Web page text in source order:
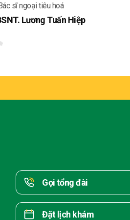
sĩ ngoại tiêu hoá
Lương Tuấn Hiệp
Gọi tổng đài
Đặt lịch khám